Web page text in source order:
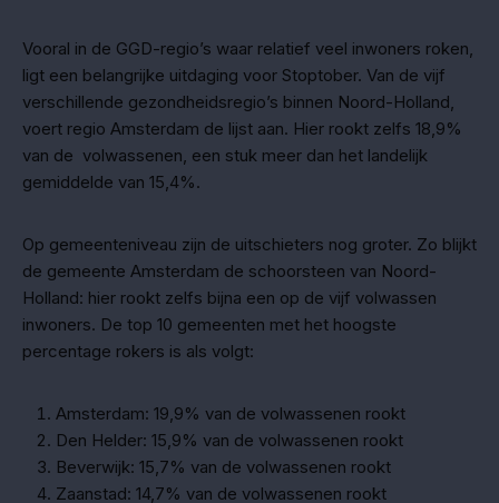
Vooral in de GGD-regio’s waar relatief veel inwoners roken,
ligt een belangrijke uitdaging voor Stoptober. Van de vijf
verschillende gezondheidsregio’s binnen Noord-Holland,
voert regio Amsterdam de lijst aan. Hier rookt zelfs 18,9%
van de volwassenen, een stuk meer dan het landelijk
gemiddelde van 15,4%.
Op gemeenteniveau zijn de uitschieters nog groter. Zo blijkt
de gemeente Amsterdam de schoorsteen van Noord-
Holland: hier rookt zelfs bijna een op de vijf volwassen
inwoners. De top 10 gemeenten met het hoogste
percentage rokers is als volgt:
Amsterdam: 19,9% van de volwassenen rookt
Den Helder: 15,9% van de volwassenen rookt
Beverwijk: 15,7% van de volwassenen rookt
Zaanstad: 14,7% van de volwassenen rookt